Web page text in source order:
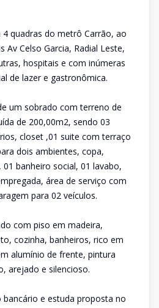
quadras do metrô Carrão, ao
Av Celso Garcia, Radial Leste,
hospitais e com inúmeras
de lazer e gastronômica.
um sobrado com terreno de
de 200,00m2, sendo 03
closet ,01 suite com terraço
dois ambientes, copa,
banheiro social, 01 lavabo,
área de serviço com
para 02 veículos.
com piso em madeira,
cozinha, banheiros, rico em
alumínio de frente, pintura
arejado e silencioso.
e estuda proposta no